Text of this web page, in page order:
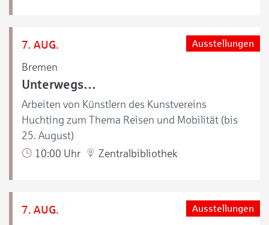
7. AUG.
Bremen
Ausstellungen
Unterwegs…
Arbeiten von Künstlern des Kunstvereins
Huchting zum Thema Reisen und Mobilität (bis
25. August)
10:00 Uhr
Zentralbibliothek
7. AUG. Ausstellungen